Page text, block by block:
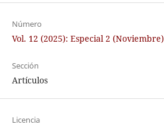
Número
Vol. 12 (2025): Especial 2 (Noviembre)
Sección
Artículos
Licencia